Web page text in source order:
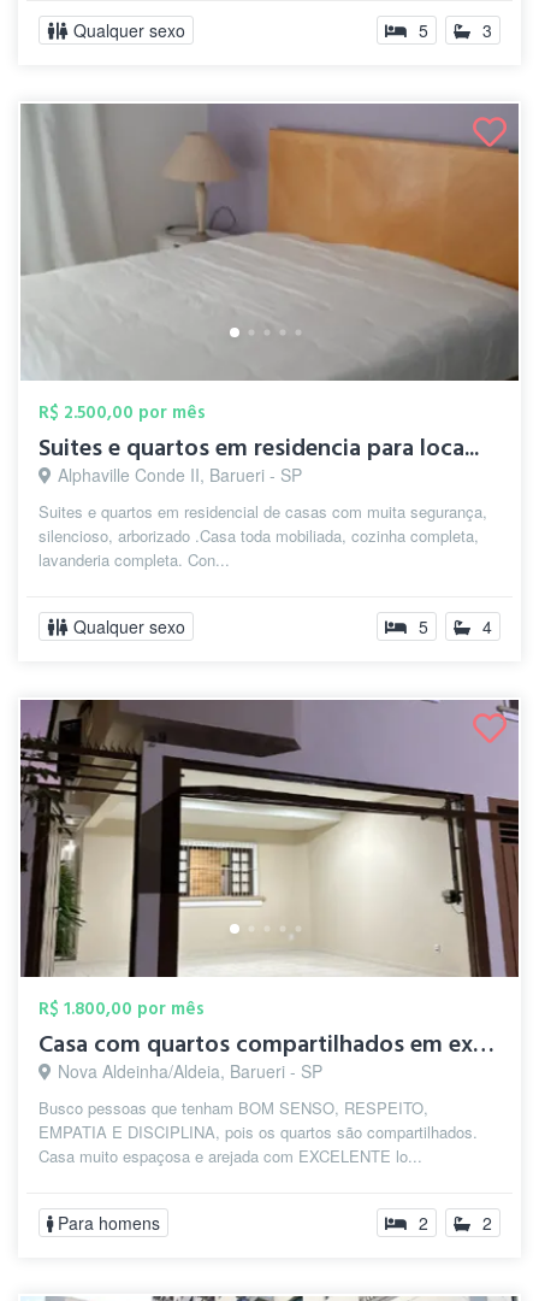
Qualquer sexo 5 3
R$ 2.500,00 por mês
Suites e quartos em residencia para loca...
Alphaville Conde II, Barueri - SP
Suites e quartos em residencial de casas com muita segurança,
silencioso, arborizado .Casa toda mobiliada, cozinha completa,
lavanderia completa. Con...
Qualquer sexo 5 4
R$ 1.800,00 por mês
Casa com quartos compartilhados em excel...
Nova Aldeinha/Aldeia, Barueri - SP
Busco pessoas que tenham BOM SENSO, RESPEITO,
EMPATIA E DISCIPLINA, pois os quartos são compartilhados.
Casa muito espaçosa e arejada com EXCELENTE lo...
Para homens 2 2